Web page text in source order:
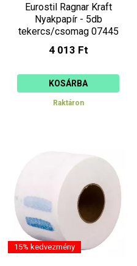
Eurostil Ragnar Kraft
Nyakpapír - 5db
tekercs/csomag 07445
4 013 Ft
KOSÁRBA
Raktáron
15% kedvezmény